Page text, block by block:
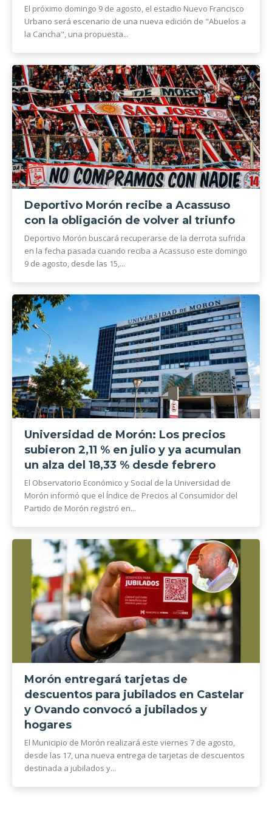
El próximo domingo 9 de agosto, el estadio Nuevo Francisco
Urbano será escenario de una nueva edición de "Abuelos a
la Cancha", una propuesta...
Deportivo Morón recibe a Acassuso
con la obligación de volver al triunfo
Deportivo Morón buscará recuperarse de la derrota sufrida
en la fecha pasada cuando reciba a Acassuso este domingo
9 de agosto, desde las 15,...
Universidad de Morón: Los precios
subieron 2,11 % en julio y ya acumulan
un alza del 18,33 % desde febrero
El Observatorio Económico y Social de la Universidad de
Morón informó que el Índice de Precios al Consumidor del
Partido de Morón registró en...
Morón entregará tarjetas de
descuentos para jubilados en Castelar
y Ovando convocó a jubilados y
hogares
El Municipio de Morón realizará este viernes 7 de agosto,
desde las 17, una nueva entrega de tarjetas de descuentos
destinada a jubilados y...